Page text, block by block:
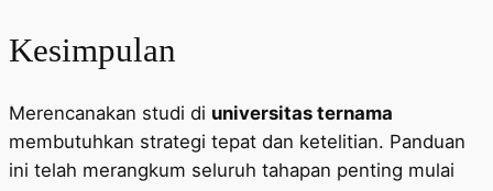
Kesimpulan
Merencanakan studi di universitas ternama
membutuhkan strategi tepat dan ketelitian. Panduan
ini telah merangkum seluruh tahapan penting mulai